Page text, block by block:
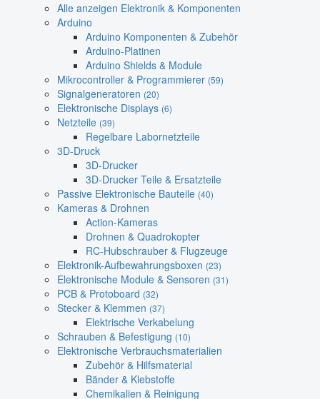
Alle anzeigen Elektronik & Komponenten
Arduino
Arduino Komponenten & Zubehör
Arduino-Platinen
Arduino Shields & Module
Mikrocontroller & Programmierer (59)
Signalgeneratoren (20)
Elektronische Displays (6)
Netzteile (39)
Regelbare Labornetzteile
3D-Druck
3D-Drucker
3D-Drucker Teile & Ersatzteile
Passive Elektronische Bauteile (40)
Kameras & Drohnen
Action-Kameras
Drohnen & Quadrokopter
RC-Hubschrauber & Flugzeuge
Elektronik-Aufbewahrungsboxen (23)
Elektronische Module & Sensoren (31)
PCB & Protoboard (32)
Stecker & Klemmen (37)
Elektrische Verkabelung
Schrauben & Befestigung (10)
Elektronische Verbrauchsmaterialien
Zubehör & Hilfsmaterial
Bänder & Klebstoffe
Chemikalien & Reinigung